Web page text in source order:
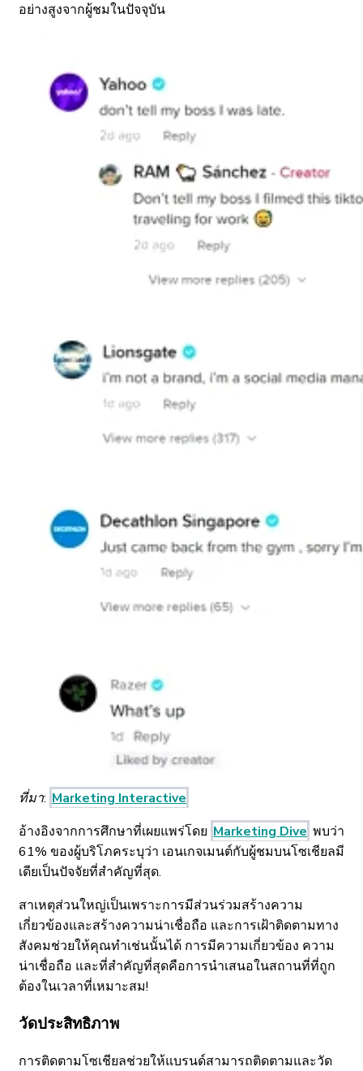
อย่างสูงจากผู้ชมในปัจจุบัน
ที่มา: Marketing Interactive
อ้างอิงจากการศึกษาที่เผยแพร่โดย Marketing Dive พบว่า
61% ของผู้บริโภคระบุว่า เอนเกจเมนต์กับผู้ชมบนโซเชียลมี
เดียเป็นปัจจัยที่สำคัญที่สุด.
สาเหตุส่วนใหญ่เป็นเพราะการมีส่วนร่วมสร้างความ
เกี่ยวข้องและสร้างความน่าเชื่อถือ และการเฝ้าติดตามทาง
สังคมช่วยให้คุณทำเช่นนั้นได้ การมีความเกี่ยวข้อง ความ
น่าเชื่อถือ และที่สำคัญที่สุดคือการนำเสนอในสถานที่ที่ถูก
ต้องในเวลาที่เหมาะสม!
วัดประสิทธิภาพ
การติดตามโซเชียลช่วยให้แบรนด์สามารถติดตามและวัด